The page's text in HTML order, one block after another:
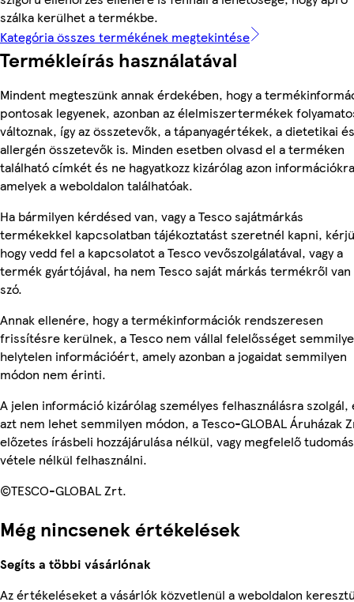
szálka kerülhet a termékbe.
Kategória összes termékének megtekintése
Termékleírás használatával
Mindent megteszünk annak érdekében, hogy a
pontosak legyenek, azonban az élelmiszertermékek
változnak, így az összetevők, a tápanyagértékek, a dietetikai és
allergén összetevők is. Minden esetben olvasd el a terméken
található címkét és ne hagyatkozz kizárólag azon
amelyek a weboldalon találhatóak.
Ha bármilyen kérdésed van, vagy a Tesco sajátmárkás
termékekkel kapcsolatban tájékoztatást szeretnél kapni,
hogy vedd fel a kapcsolatot a Tesco vevőszolgálatával, vagy a
termék gyártójával, ha nem Tesco saját márkás termékről van
szó.
Annak ellenére, hogy a termékinformációk rendszeresen
frissítésre kerülnek, a Tesco nem vállal felelősséget
helytelen információért, amely azonban a jogaidat semmilyen
módon nem érinti.
A jelen információ kizárólag személyes felhasználásra szolgál,
azt nem lehet semmilyen módon, a Tesco-GLOBAL Áruházak
előzetes írásbeli hozzájárulása nélkül, vagy megfelelő
vétele nélkül felhasználni.
©TESCO-GLOBAL Zrt.
Még nincsenek értékelések
Segíts a többi vásárlónak
Az értékeléseket a vásárlók közvetlenül a weboldalon